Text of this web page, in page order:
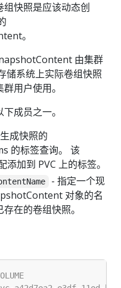
快照是应该动态创
。
由集群
储系统上实际卷组快照
用户使用。
成员之一。
成快照的
的标签查询。 该
加到 PVC 上的标签。
- 指定一个现
对象的名
在的卷组快照。